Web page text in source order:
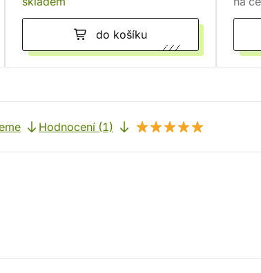
do košíku
Hodnocení (1)